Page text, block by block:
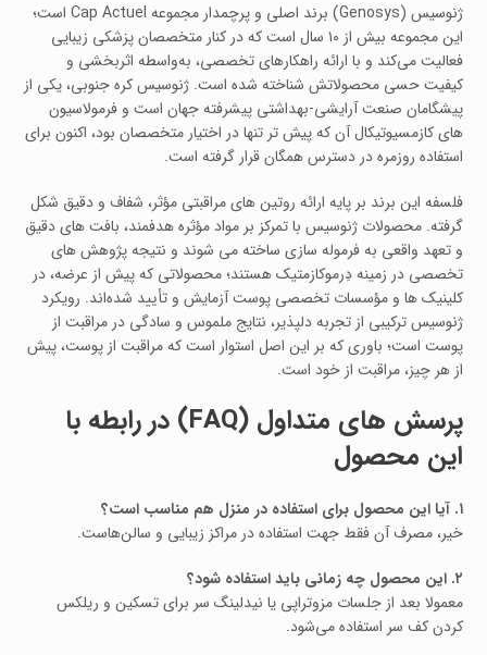
ژنوسیس (Genosys) برند اصلی و پرچمدار مجموعه Cap Actuel است؛
این مجموعه بیش از ۱۰ سال است که در کنار متخصصان پزشکی زیبایی
فعالیت می‌کند و با ارائه راهکارهای تخصصی، به‌واسطه اثربخشی و
کیفیت حسی محصولاتش شناخته شده است. ژنوسیس کره جنوبی، یکی از
پیشگامان صنعت آرایشی-بهداشتی پیشرفته جهان است و فرمولاسیون‌
های کازمسیوتیکال آن که پیش‌ تر تنها در اختیار متخصصان بود، اکنون برای
استفاده روزمره در دسترس همگان قرار گرفته است.
فلسفه این برند بر پایه ارائه روتین‌ های مراقبتی مؤثر، شفاف و دقیق شکل
گرفته. محصولات ژنوسیس با تمرکز بر مواد مؤثره هدفمند، بافت‌ های دقیق
و تعهد واقعی به فرموله‌ سازی ساخته می‌ شوند و نتیجه پژوهش‌ های
تخصصی در زمینه دِرموکازمتیک هستند؛ محصولاتی که پیش از عرضه، در
کلینیک‌ ها و مؤسسات تخصصی پوست آزمایش و تأیید شده‌اند. رویکرد
ژنوسیس ترکیبی از تجربه دلپذیر، نتایج ملموس و سادگی در مراقبت از
پوست است؛ باوری که بر این اصل استوار است که مراقبت از پوست، پیش
از هر چیز، مراقبت از خود است.
پرسش‌ های متداول (FAQ) در رابطه با
این محصول
۱. آیا این محصول برای استفاده در منزل هم مناسب است؟
خیر، مصرف آن فقط جهت استفاده در مراکز زیبایی و سالن‌هاست.
۲. این محصول چه زمانی باید استفاده شود؟
معمولا بعد از جلسات مزوتراپی یا نیدلینگ سر برای تسکین و ریلکس
کردن کف سر استفاده می‌شود.